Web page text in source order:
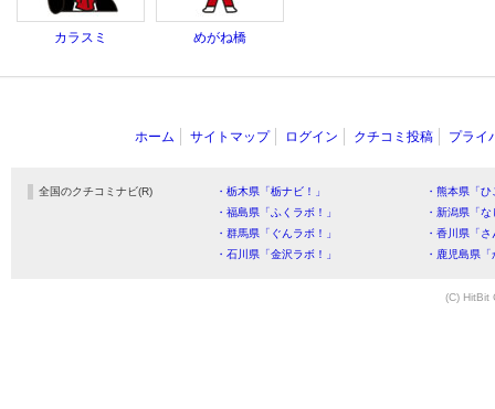
カラスミ めがね橋
ホーム サイトマップ ログイン クチコミ投稿 プライ
全国のクチコミナビ(R) ・栃木県「栃ナビ！」
・熊本県「
・福島県「ふくラボ！」
・新潟県「
・群馬県「ぐんラボ！」
・香川県「
・石川県「金沢ラボ！」
・鹿児島県
(C) HitBit